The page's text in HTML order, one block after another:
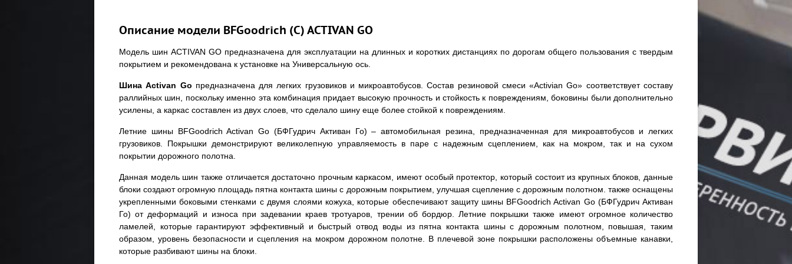
Описание модели BFGoodrich (С) ACTIVAN GO
Модель шин ACTIVAN GO предназначена для эксплуатации на длинных и коротких дистанциях по дорогам общего пользования с твердым
покрытием и рекомендована к установке на Универсальную ось.
Шина Activan Go предназначена для легких грузовиков и микроавтобусов. Состав резиновой смеси «Activian Go» соответствует составу
раллийных шин, поскольку именно эта комбинация придает высокую прочность и стойкость к повреждениям, боковины были дополнительно
усилены, а каркас составлен из двух слоев, что сделало шину еще более стойкой к повреждениям.
Летние шины BFGoodrich Activan Go (БФГудрич Активан Го) – автомобильная резина, предназначенная для микроавтобусов и легких
грузовиков. Покрышки демонстрируют великолепную управляемость в паре с надежным сцеплением, как на мокром, так и на сухом
покрытии дорожного полотна.
Данная модель шин также отличается достаточно прочным каркасом, имеют особый протектор, который состоит из крупных блоков, данные
блоки создают огромную площадь пятна контакта шины с дорожным покрытием, улучшая сцепление с дорожным полотном. также оснащены
укрепленными боковыми стенками с двумя слоями кожуха, которые обеспечивают защиту шины BFGoodrich Activan Go (БФГудрич Активан
Го) от деформаций и износа при задевании краев тротуаров, трении об бордюр. Летние покрышки также имеют огромное количество
ламелей, которые гарантируют эффективный и быстрый отвод воды из пятна контакта шины с дорожным полотном, повышая, таким
образом, уровень безопасности и сцепления на мокром дорожном полотне. В плечевой зоне покрышки расположены объемные канавки,
которые разбивают шины на блоки.